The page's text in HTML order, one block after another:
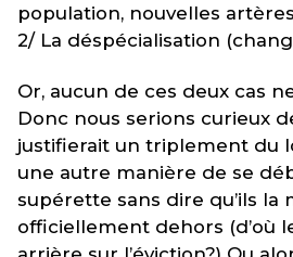
population, nouvelles
2/ La déspécialisation
Or, aucun de ces deux cas
Donc nous serions curieux
justifierait un triplement du
une autre manière de se
supérette sans dire qu’ils la
officiellement dehors (d’où